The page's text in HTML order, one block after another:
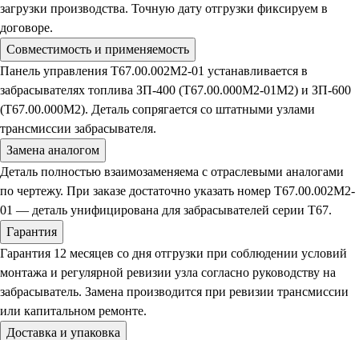
загрузки производства. Точную дату отгрузки фиксируем в
договоре.
Совместимость и применяемость
Панель управления Т67.00.002М2-01 устанавливается в
забрасывателях топлива ЗП-400 (Т67.00.000М2-01М2) и ЗП-600
(Т67.00.000М2). Деталь сопрягается со штатными узлами
трансмиссии забрасывателя.
Замена аналогом
Деталь полностью взаимозаменяема с отраслевыми аналогами
по чертежу. При заказе достаточно указать номер Т67.00.002М2-
01 — деталь унифицирована для забрасывателей серии Т67.
Гарантия
Гарантия 12 месяцев со дня отгрузки при соблюдении условий
монтажа и регулярной ревизии узла согласно руководству на
забрасыватель. Замена производится при ревизии трансмиссии
или капитальном ремонте.
Доставка и упаковка